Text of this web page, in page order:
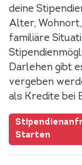
deine
Alter,
familiäre
Darlehen gibt
vergeben
als Kredite bei
Starten